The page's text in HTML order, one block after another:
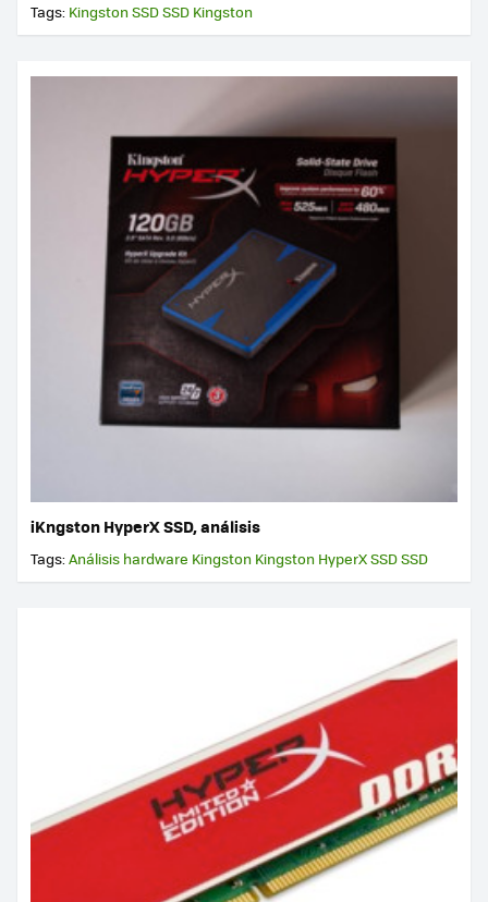
Tags: KingstonSSDSSD Kingston
iKngston HyperX SSD, análisis
Tags: Análisis hardware Kingston Kingston HyperX SSDSSD